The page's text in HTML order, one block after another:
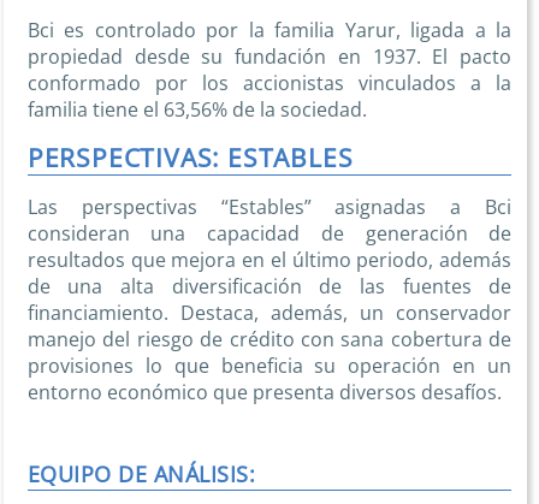
Bci es controlado por la familia Yarur, ligada a la
propiedad desde su fundación en 1937. El pacto
conformado por los accionistas vinculados a la
familia tiene el 63,56% de la sociedad.
PERSPECTIVAS: ESTABLES
Las perspectivas “Estables” asignadas a Bci
consideran una capacidad de generación de
resultados que mejora en el último periodo, además
de una alta diversificación de las fuentes de
financiamiento. Destaca, además, un conservador
manejo del riesgo de crédito con sana cobertura de
provisiones lo que beneficia su operación en un
entorno económico que presenta diversos desafíos.
EQUIPO DE ANÁLISIS: